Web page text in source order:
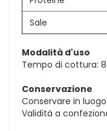
Sale
Modalità d'uso
Tempo di cottura:
Conservazione
Conservare in
Validità a